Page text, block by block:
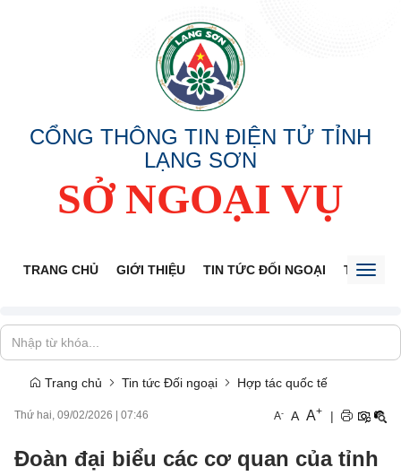
CỔNG THÔNG TIN ĐIỆN TỬ TỈNH
LẠNG SƠN
SỞ NGOẠI VỤ
TRANG CHỦ GIỚI THIỆU TIN TỨC ĐỐI NGOẠI THÔNG
Trang chủ Tin tức Đối ngoại Hợp tác quốc tế
Thứ hai, 09/02/2026 07:46 A- A A+ |
Đoàn đại biểu các cơ quan của tỉnh